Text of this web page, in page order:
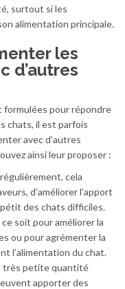
surtout si les
alimentation principale.
les
d’autres
pour répondre
chats, il est parfois
avec d’autres
ainsi leur proposer :
cela
d’améliorer l’apport
des chats difficiles.
soit pour améliorer la
ou pour agrémenter la
l’alimentation du chat.
très petite quantité
apporter des